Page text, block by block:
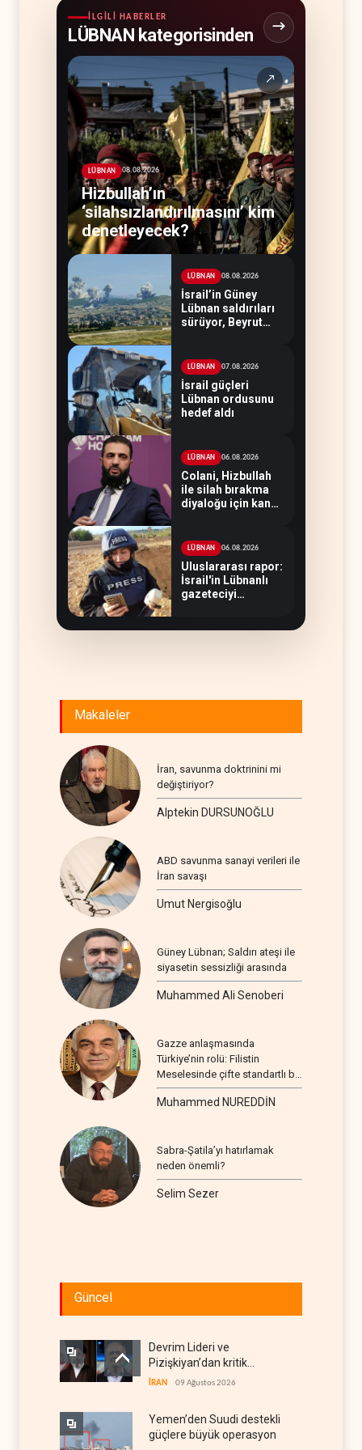
İLGILI HABERLER
LÜBNAN kategorisinden
↗
LÜBNAN 08.08.2026
Hizbullah’ın
‘silahsızlandırılmasını’ kim
denetleyecek?
LÜBNAN 08.08.2026
İsrail’in Güney
Lübnan saldırıları
sürüyor, Beyrut
LÜBNAN 07.08.2026
İsrail güçleri
Lübnan ordusunu
hedef aldı
LÜBNAN 06.08.2026
Colani, Hizbullah
ile silah bırakma
diyaloğu için kanal
LÜBNAN 06.08.2026
Uluslararası rapor:
İsrail'in Lübnanlı
gazeteciyi
Makaleler
İran, savunma doktrinini mi
değiştiriyor?
Alptekin DURSUNOĞLU
ABD savunma sanayi verileri ile
İran savaşı
Umut Nergisoğlu
Güney Lübnan; Saldırı ateşi ile
siyasetin sessizliği arasında
Muhammed Ali Senoberi
Gazze anlaşmasında
Türkiye’nin rolü: Filistin
Meselesinde çifte standartlı bir
seyir
Muhammed NUREDDİN
Sabra-Şatila’yı hatırlamak
neden önemli?
Selim Sezer
Güncel
Devrim Lideri ve
Pizişkiyan’dan kritik
görüşme
İRAN 09 Ağustos 2026
Yemen’den Suudi destekli
güçlere büyük operasyon